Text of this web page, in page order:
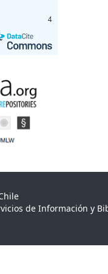
4
de Información y